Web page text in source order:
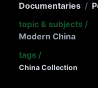
Documentaries /
topic & subjects /
Modern China
tags /
China Collection